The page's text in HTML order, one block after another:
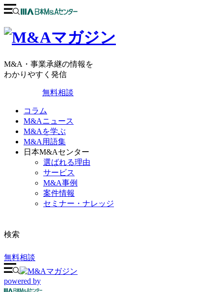
M&A・事業承継の情報を
わかりやすく発信
無料相談
コラム
M&Aニュース
M&Aを学ぶ
M&A用語集
日本M&Aセンター
選ばれる理由
サービス
M&A事例
案件情報
セミナー・ナレッジ
検索
無料相談
powered by